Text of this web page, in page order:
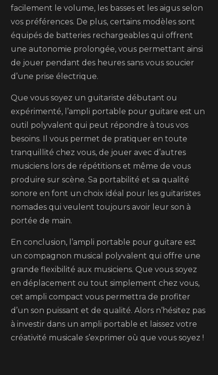
facilement le volume, les basses et les aigus selon
vos préférences. De plus, certains modèles sont
équipés de batteries rechargeables qui offrent
une autonomie prolongée, vous permettant ainsi
de jouer pendant des heures sans vous soucier
d’une prise électrique.
Que vous soyez un guitariste débutant ou
expérimenté, l’ampli portable pour guitare est un
outil polyvalent qui peut répondre à tous vos
besoins. Il vous permet de pratiquer en toute
tranquillité chez vous, de jouer avec d’autres
musiciens lors de répétitions et même de vous
produire sur scène. Sa portabilité et sa qualité
sonore en font un choix idéal pour les guitaristes
nomades qui veulent toujours avoir leur son à
portée de main.
En conclusion, l’ampli portable pour guitare est
un compagnon musical polyvalent qui offre une
grande flexibilité aux musiciens. Que vous soyez
en déplacement ou tout simplement chez vous,
cet ampli compact vous permettra de profiter
d’un son puissant et de qualité. Alors n’hésitez pas
à investir dans un ampli portable et laissez votre
créativité musicale s’exprimer où que vous soyez !